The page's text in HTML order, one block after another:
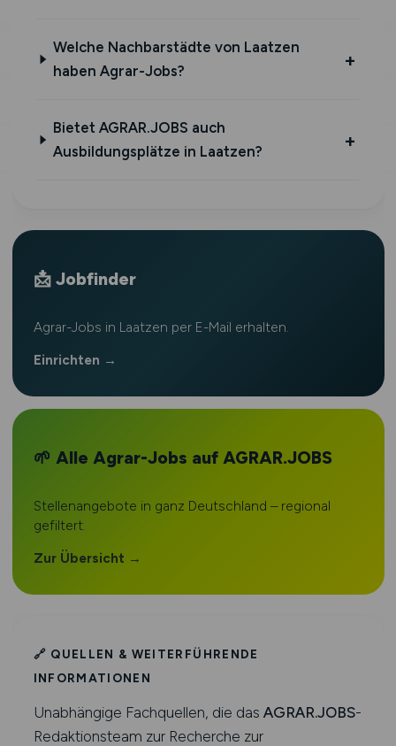
Welche Nachbarstädte von Laatzen
haben Agrar-Jobs?
Bietet AGRAR.JOBS auch
Ausbildungsplätze in Laatzen?
📩 Jobfinder
Agrar-Jobs in Laatzen per E-Mail erhalten.
Einrichten →
🌱 Alle Agrar-Jobs auf AGRAR.JOBS
Stellenangebote in ganz Deutschland – regional
gefiltert.
Zur Übersicht →
🔗 QUELLEN & WEITERFÜHRENDE
INFORMATIONEN
Unabhängige Fachquellen, die das AGRAR.JOBS-
Redaktionsteam zur Recherche zur